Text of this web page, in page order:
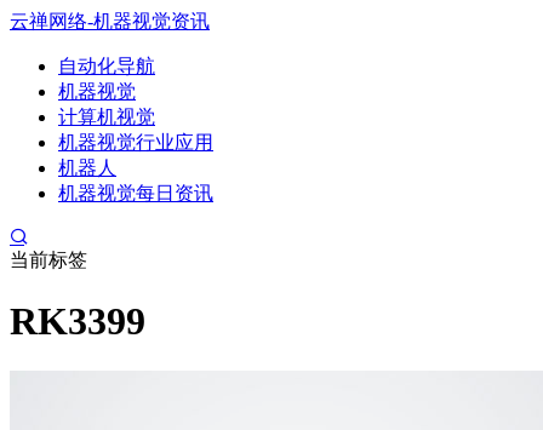
云禅网络-机器视觉资讯
自动化导航
机器视觉
计算机视觉
机器视觉行业应用
机器人
机器视觉每日资讯
当前标签
RK3399